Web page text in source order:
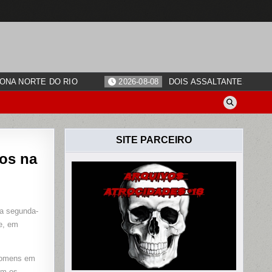
NORTE DO RIO 2026-08-08 DOIS ASSALTANTES
na
segunda-
em
em
SITE PARCEIRO